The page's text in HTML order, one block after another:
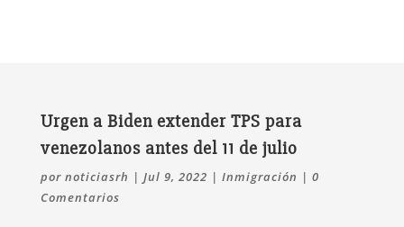
Urgen a Biden extender TPS para
venezolanos antes del 11 de julio
por noticiasrh | Jul 9, 2022 | Inmigración | 0
Comentarios